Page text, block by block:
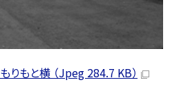
りもと横 （Jpeg 284.7 KB）